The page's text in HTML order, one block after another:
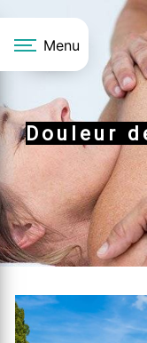
Menu
Douleur
Panneau de gestion